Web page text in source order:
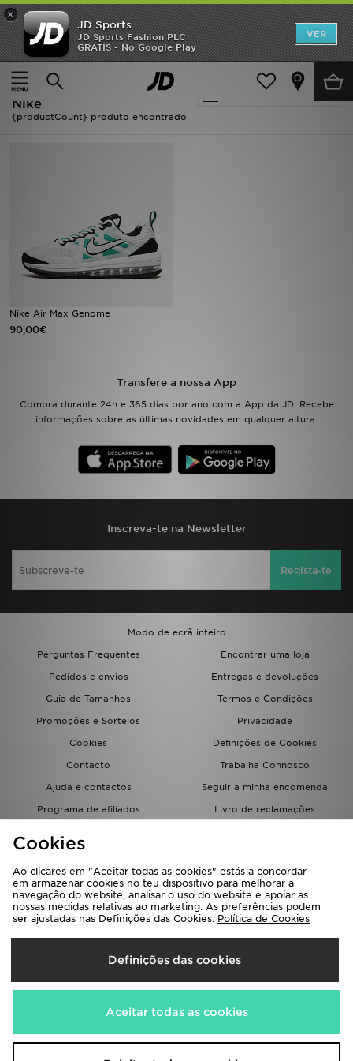
×
JD Sports
JD Sports Fashion PLC
GRÁTIS - No Google Play
VER
Página principal
Homem
Actualizar a pesquisa
Homem - Clear Emerald
Nike
{productCount} produto encontrado
Nike Air Max Genome
90,00€
Transfere a nossa App
Compra durante 24h e 365 dias por ano com a App da JD. Recebe
informações sobre as últimas novidades em qualquer altura.
Inscreva-te na Newsletter
Regista-te
Modo de ecrã inteiro
Perguntas Frequentes
Encontrar uma loja
Pedidos e envios
Entregas e devoluções
Guia de Tamanhos
Termos e Condições
Promoções e Sorteios
Privacidade
Cookies
Definições de Cookies
Contacto
Trabalha Connosco
Ajuda e contactos
Seguir a minha encomenda
Programa de afiliados
Livro de reclamações
Seleciona O País
Portugal
Aceitamos os seguintes métodos de pagamento
INÍCIO
Promoções
NOVIDADES
DESPORTO
FUTEBOL JD
LOCALIZADOR DE LOJAS
MENSAGENS
BLOG
ESTADO DO TEU PEDIDO
TRABALHA CONNOSCO
FAQs
Cookies
Ao clicares em "Aceitar todas as cookies" estás a concordar
em armazenar cookies no teu dispositivo para melhorar a
navegação do website, analisar o uso do website e apoiar as
nossas medidas relativas ao marketing. As preferências podem
ser ajustadas nas Definições das Cookies. Política de Cookies
Definições das cookies
Aceitar todas as cookies